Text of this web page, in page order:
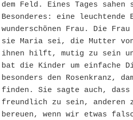
dem Feld. Eines Tages
Besonderes: eine leuchtende
wunderschönen Frau. Die
sie Maria sei, die Mutter
ihnen hilft, mutig zu sein
bat die Kinder um einfache
besonders den Rosenkranz,
finden. Sie sagte auch,
freundlich zu sein, anderen
bereuen, wenn wir etwas